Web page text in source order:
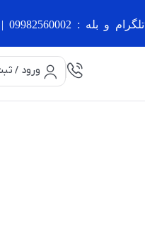
تلگرام و بله : 09982560002 | mahdia_vision@
ورود /